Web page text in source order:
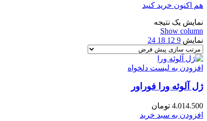
هم اکنون خرید کنید
نمایش یک نتیجه
Show column
نمایش 9
12
18
24
افزودن به لیست دلخواه
ژل آلوئه ورا فوراور
4.014.500 تومان
افزودن به سبد خرید